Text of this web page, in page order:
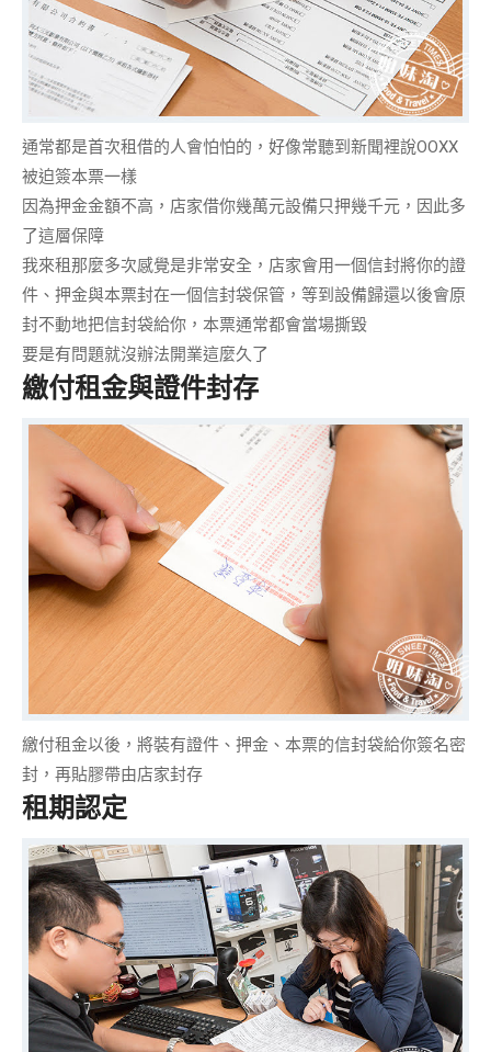
通常都是首次租借的人會怕怕的，好像常聽到新聞裡說OOXX
被迫簽本票一樣
因為押金金額不高，店家借你幾萬元設備只押幾千元，因此多
了這層保障
我來租那麼多次感覺是非常安全 ，店家會用一個信封將你的證
件、押金與本票封在一個信封袋保管，等到設備歸還以後會原
封不動地把信封袋給你，本票通常都會當場撕毀
要是有問題就沒辦法開業這麼久了
繳付租金與證件封存
繳付租金以後，將裝有證件、押金、本票的信封袋給你簽名密
封 ，再貼膠帶由店家封存
租期認定